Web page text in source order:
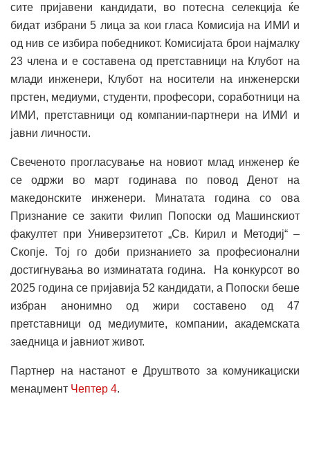
сите пријавени кандидати, во потесна селекција ќе
бидат избрани 5 лица за кои гласа Комисија на ИМИ и
од нив се избира победникот. Комисијата брои најмалку
23 члена и е составена од претставници на Клубот на
млади инженери, Клубот на носители на инженерски
прстен, медиуми, студенти, професори, соработници на
ИМИ, претставници од компании-партнери на ИМИ и
јавни личности.
Свеченото прогласување на новиот млад инженер ќе
се одржи во март годинава по повод Денот на
македонските инженери. Минатата година со ова
Признание се закити Филип Попоски од Машинскиот
факултет при Универзитетот „Св. Кирил и Методиј“ –
Скопје. Тој го доби признанието за професионални
достигнувања во изминатата година. На конкурсот во
2025 година се пријавија 52 кандидати, а Попоски беше
избран анонимно од жири составено од 47
претставници од медиумите, компании, академската
заедница и јавниот живот.
Партнер на настанот е Друштвото за комуникациски
менаџмент Чептер 4.